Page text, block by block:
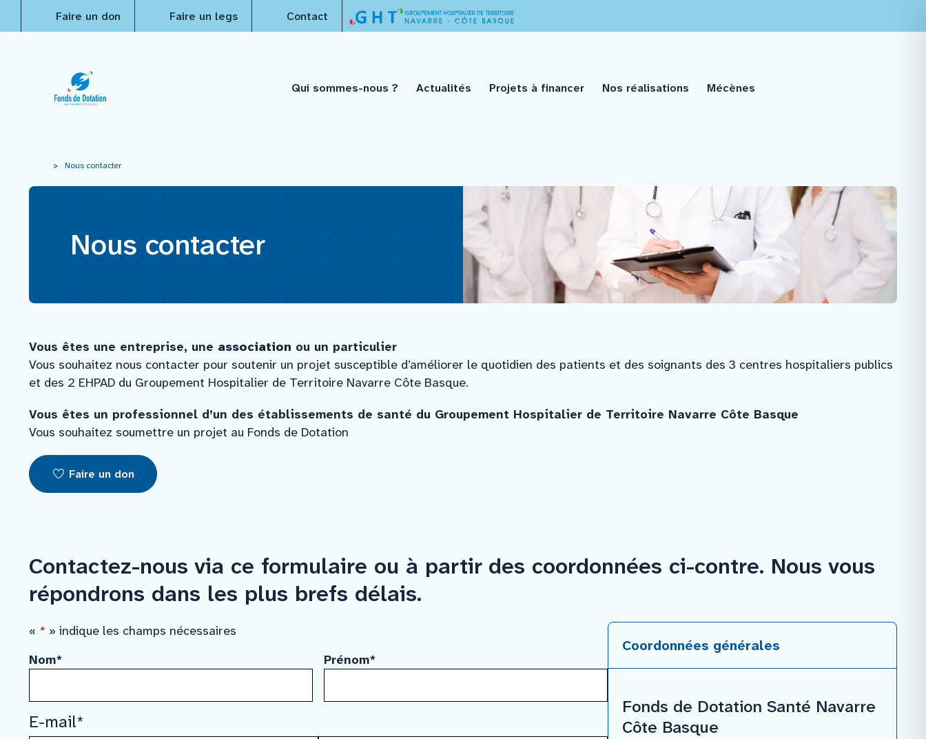
Faire un don Faire un legs Contact
Qui sommes-nous ? Actualités Projets à financer Nos réalisations Mécènes
Qui sommes-nous ?
Projets à financer
Nos réalisations
Mécènes
Faire un don
Faire un legs
Contact
> Nous contacter
Nous contacter
Vous êtes une entreprise, une association ou un particulier
Vous souhaitez nous contacter pour soutenir un projet susceptible d’améliorer le quotidien des patients et des soignants des 3 centres hospitaliers publics
et des 2 EHPAD du Groupement Hospitalier de Territoire Navarre Côte Basque.
Vous êtes un professionnel d’un des établissements de santé du Groupement Hospitalier de Territoire Navarre Côte Basque
Vous souhaitez soumettre un projet au Fonds de Dotation
Faire un don
Contactez-nous via ce formulaire ou à partir des coordonnées ci-contre. Nous vous
répondrons dans les plus brefs délais.
« * » indique les champs nécessaires
Nom* Prénom*
E-mail*
Coordonnées générales
Fonds de Dotation Santé Navarre
Côte Basque